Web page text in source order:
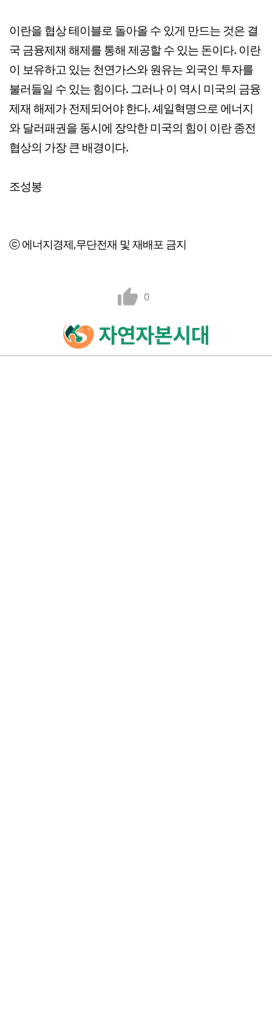
이란을 협상 테이블로 돌아올 수 있게 만드는 것은 결
국 금융제재 해제를 통해 제공할 수 있는 돈이다. 이란
이 보유하고 있는 천연가스와 원유는 외국인 투자를
불러들일 수 있는 힘이다. 그러나 이 역시 미국의 금융
제재 해제가 전제되어야 한다. 셰일혁명으로 에너지
와 달러패권을 동시에 장악한 미국의 힘이 이란 종전
협상의 가장 큰 배경이다.
조성봉
ⓒ 에너지경제,무단전재 및 재배포 금지
0